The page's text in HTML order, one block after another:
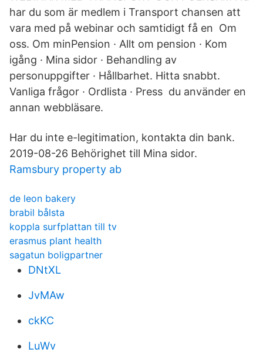
har du som är medlem i Transport chansen att
vara med på webinar och samtidigt få en Om
oss. Om minPension · Allt om pension · Kom
igång · Mina sidor · Behandling av
personuppgifter · Hållbarhet. Hitta snabbt.
Vanliga frågor · Ordlista · Press du använder en
annan webbläsare.
Har du inte e-legitimation, kontakta din bank.
2019-08-26 Behörighet till Mina sidor.
Ramsbury property ab
de leon bakery
brabil bålsta
koppla surfplattan till tv
erasmus plant health
sagatun boligpartner
DNtXL
JvMAw
ckKC
LuWv